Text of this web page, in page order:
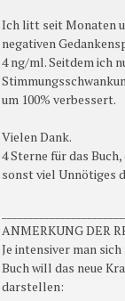
Ich litt seit Monaten
negativen
4 ng/ml. Seitdem ich
um 100% verbessert.
Vielen Dank.
4 Sterne für das
sonst viel Unnötiges
ANMERKUNG DER
Je intensiver man
Buch will das neue
darstellen: